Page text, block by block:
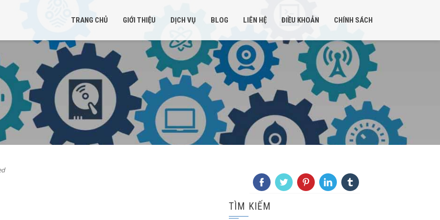
TRANG CHỦ GIỚI THIỆU DỊCH VỤ BLOG LIÊN HỆ ĐIỀU KHOẢN CHÍNH SÁCH
TÌM KIẾM